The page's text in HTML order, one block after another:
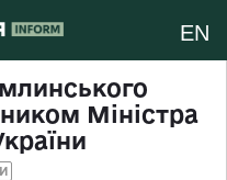
EN
Міністра